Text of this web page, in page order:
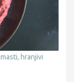
hranjivi